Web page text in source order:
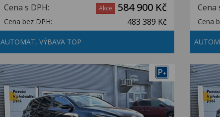
Cena s DPH: Akce 584 900 Kč
Cena bez DPH: 483 389 Kč
AUTOMAT, VÝBAVA TOP
Cena
Cena
P+